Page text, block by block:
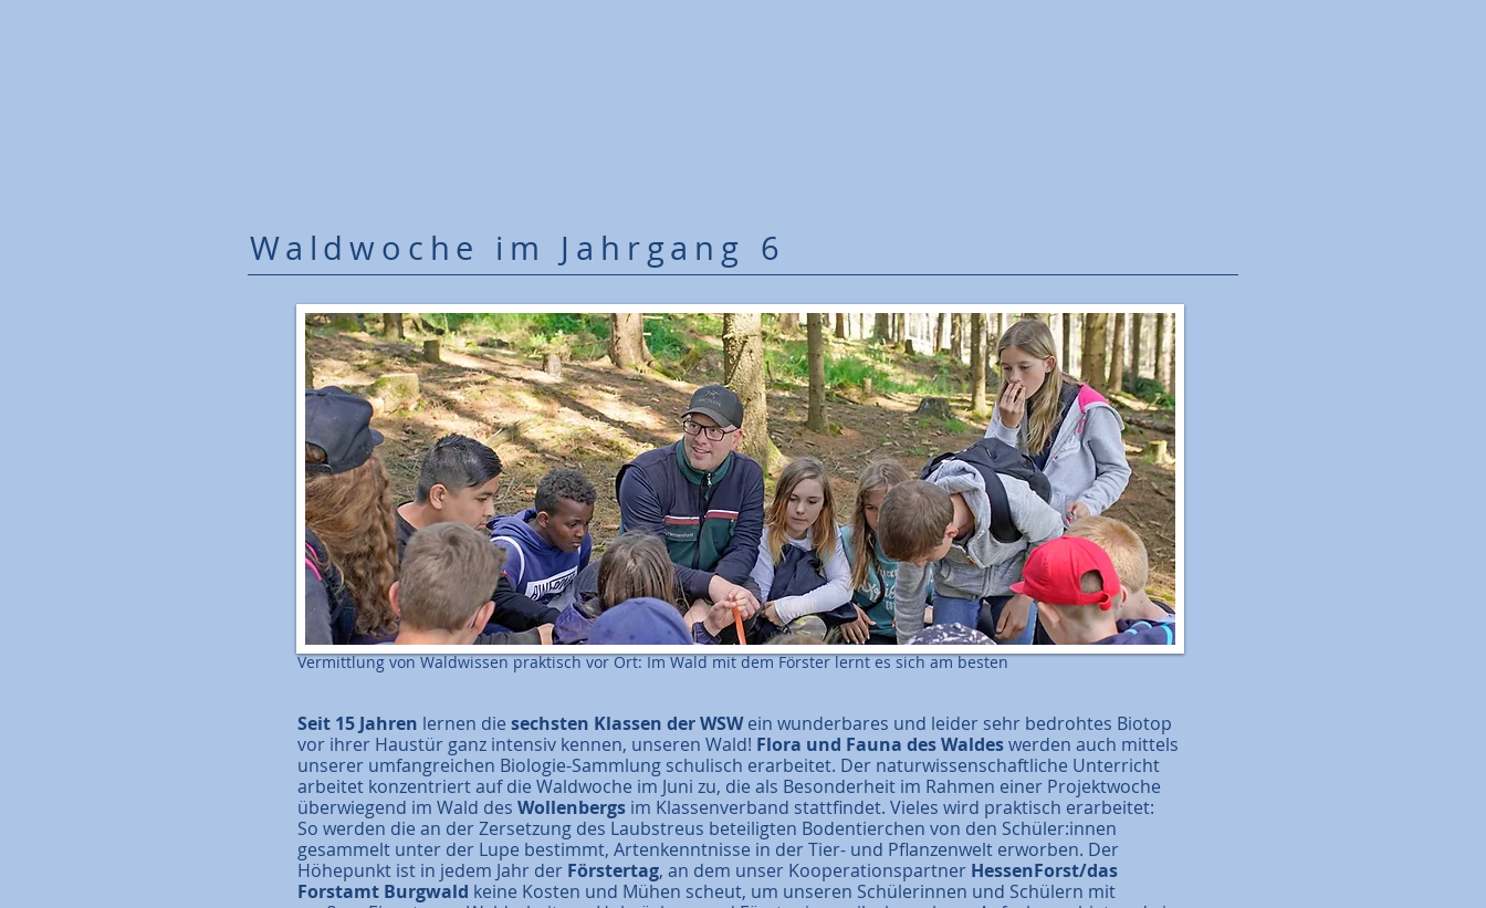
Waldwoche im Jahrgang 6
Vermittlung von Waldwissen praktisch vor Ort: Im Wald mit dem Förster lernt es sich am besten
Seit 15 Jahren lernen die sechsten Klassen der WSWein wunderbares und leider sehr bedrohtes Biotop
vor ihrer Haustür ganz intensiv kennen, unseren Wald! Flora und Fauna des Waldeswerden auch mittels
unserer umfangreichen Biologie-Sammlung schulisch erarbeitet. Der naturwissenschaftliche Unterricht
arbeitet konzentriert auf die Waldwoche im Juni zu, die als Besonderheit im Rahmen einer Projektwoche
überwiegend im Wald des Wollenbergs im Klassenverband stattfindet. Vieles wird praktisch erarbeitet:
So werden die an der Zersetzung des Laubstreus beteiligten Bodentierchen von den Schüler:innen
gesammelt unter der Lupe bestimmt, Artenkenntnisse in der Tier- und Pflanzenwelt erworben. Der
Höhepunkt ist in jedem Jahr der Förstertag, an dem unser Kooperationspartner HessenForst/das
Forstamt Burgwald keine Kosten und Mühen scheut, um unseren Schülerinnen und Schülern mit